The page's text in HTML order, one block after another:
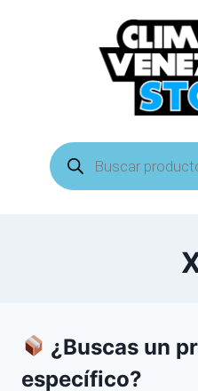
Búsqueda
de
productos
¿Buscas un
específico?